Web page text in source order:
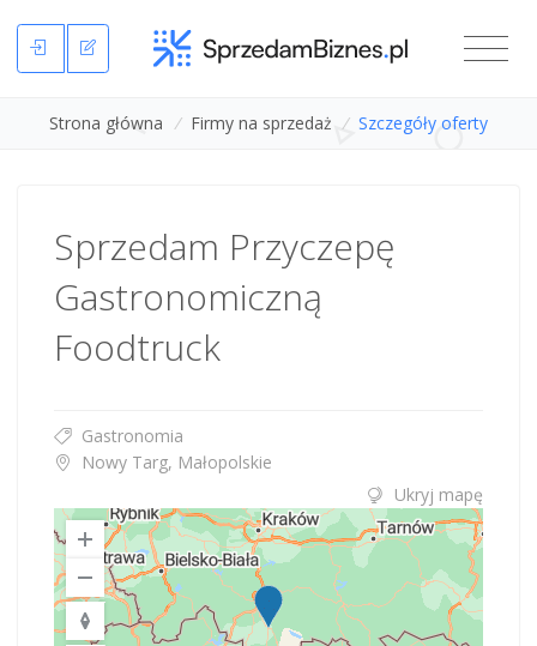
Strona główna / Firmy na sprzedaż / Szczegóły oferty
Sprzedam Przyczepę
Gastronomiczną
Foodtruck
Gastronomia
Nowy Targ, Małopolskie
Ukryj mapę